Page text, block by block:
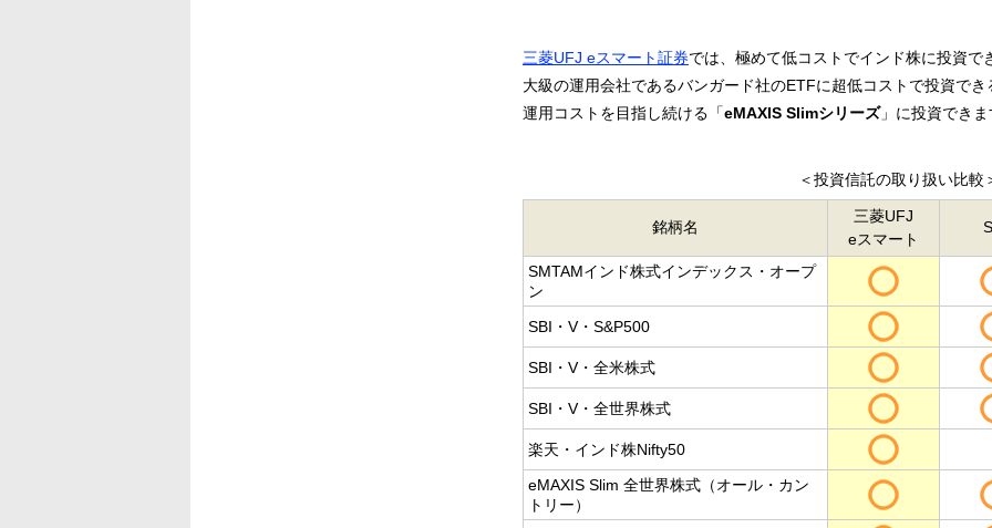
三菱UFJ eスマート証券では、極めて低コストでインド株に投資で
大級の運用会社であるバンガード社のETFに超低コストで投資でき
運用コストを目指し続ける「eMAXIS Slimシリーズ」に投資できま
＜投資信託の取り扱い比較
銘柄名
三菱UFJ
eスマート
SMTAMインド株式インデックス・オープ
ン
SBI・V・S&P500
SBI・V・全米株式
SBI・V・全世界株式
楽天・インド株Nifty50
eMAXIS Slim 全世界株式（オール・カン
トリー）